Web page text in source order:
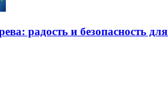
радость и безопасность для